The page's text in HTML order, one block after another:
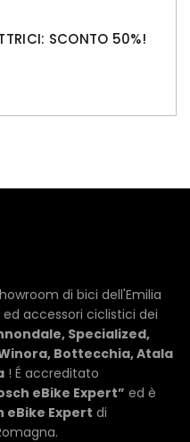
SCONTO 50%!
di bici dell'Emilia
accessori ciclistici dei
Specialized,
Bottecchia, Atala
! É accreditato
eBike Expert” ed è
eBike Expert di